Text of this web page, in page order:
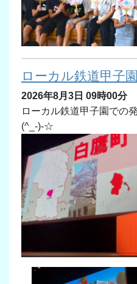
ローカル鉄道甲子
2026年8月3日 09時00分
ローカル鉄道甲子園での
(^_-)-☆